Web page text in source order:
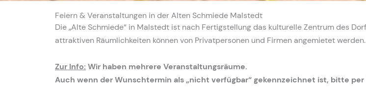
Feiern & Veranstaltungen in der Alten Schmiede Malstedt
Die „Alte Schmiede“ in Malstedt ist nach Fertigstellung das kulturelle Zentrum des
attraktiven Räumlichkeiten können von Privatpersonen und Firmen angemietet werden.
Zur Info: Wir haben mehrere Veranstaltungsräume.
Auch wenn der Wunschtermin als „nicht verfügbar“ gekennzeichnet ist, bitte per